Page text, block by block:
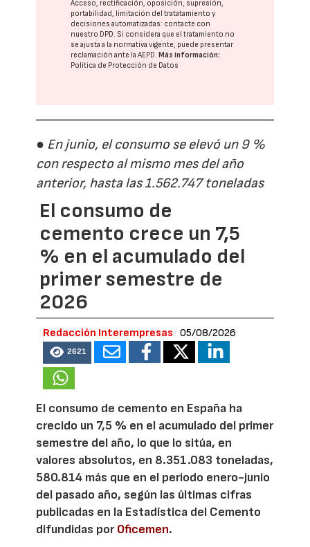
Acceso, rectificación, oposición, supresión,
portabilidad, limitación del tratatamiento y
decisiones automatizadas: contacte con
nuestro DPD. Si considera que el tratamiento no
se ajusta a la normativa vigente, puede presentar
reclamación ante laAEPD. Más información:
Política de Protección de Datos
● En junio, el consumo se elevó un 9 %
con respecto al mismo mes del año
anterior, hasta las 1.562.747 toneladas
El consumo de
cemento crece un 7,5
% en el acumulado del
primer semestre de
2026
Redacción Interempresas 05/08/2026
2621
El consumo de cemento en España ha
crecido un 7,5 % en el acumulado del primer
semestre del año, lo que lo sitúa, en
valores absolutos, en 8.351.083 toneladas,
580.814 más que en el periodo enero-junio
del pasado año, según las últimas cifras
publicadas en la Estadística del Cemento
difundidas porOficemen.